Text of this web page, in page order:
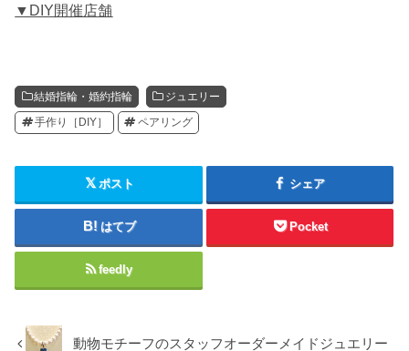
▼DIY開催店舗
結婚指輪・婚約指輪 ジュエリー
手作り［DIY］ ペアリング
ポスト シェア
はてブ Pocket
feedly
動物モチーフのスタッフオーダーメイドジュエリー